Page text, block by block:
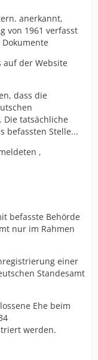
anerkannt,
von 1961 verfasst
der Website
dass die
Die tatsächliche
befassten Stelle...
,
befasste Behörde
nur im Rahmen
einer
Standesamt
Ehe beim
werden.